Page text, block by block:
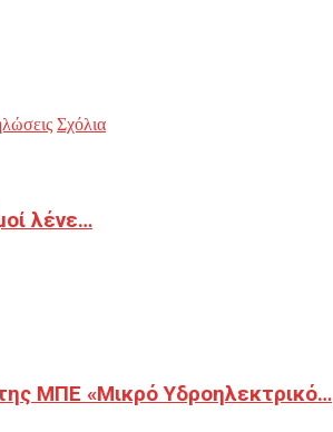
Σχόλια
λένε…
ΜΠΕ «Μικρό Υδροηλεκτρικό…